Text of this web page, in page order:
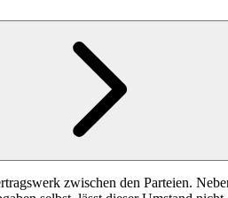
zwischen den Parteien.